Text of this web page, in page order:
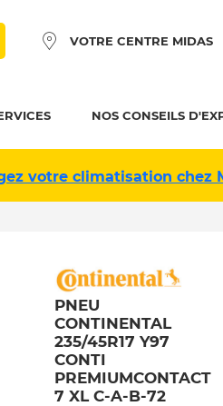
VOTRE CENTRE MIDAS
NOS CONSEILS
votre climatisation chez
PNEU
CONTINENTAL
235/45R17 Y97
CONTI
PREMIUMCONTACT
7 XL C-A-B-72